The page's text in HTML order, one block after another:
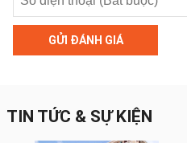
GỬI ĐÁNH GIÁ
TIN TỨC & SỰ KIỆN